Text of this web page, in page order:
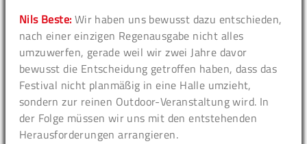
Nils Beste: Wir haben uns bewusst dazu entschieden,
nach einer einzigen Regenausgabe nicht alles
umzuwerfen, gerade weil wir zwei Jahre davor
bewusst die Entscheidung getroffen haben, dass das
Festival nicht planmäßig in eine Halle umzieht,
sondern zur reinen Outdoor-Veranstaltung wird. In
der Folge müssen wir uns mit den entstehenden
Herausforderungen arrangieren.